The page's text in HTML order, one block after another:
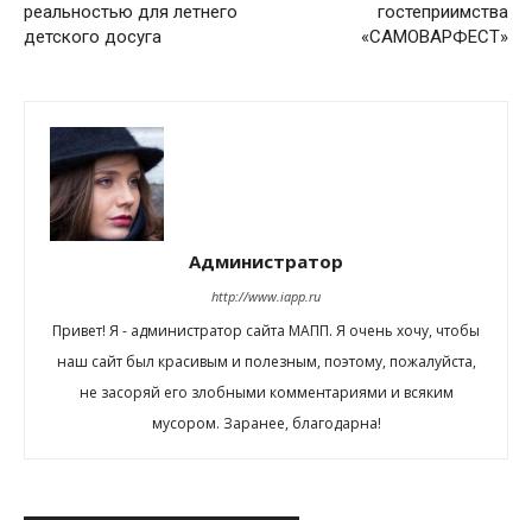
реальностью для летнего
детского досуга
гостеприимства
«САМОВАРФЕСТ»
Администратор
http://www.iapp.ru
Привет! Я - администратор сайта МАПП. Я очень хочу, чтобы
наш сайт был красивым и полезным, поэтому, пожалуйста,
не засоряй его злобными комментариями и всяким
мусором. Заранее, благодарна!